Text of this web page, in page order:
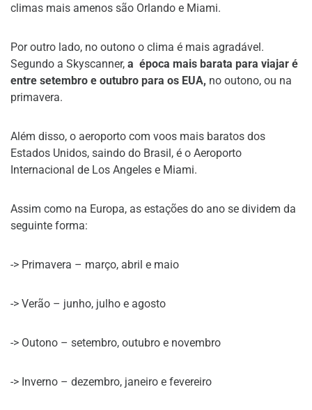
climas mais amenos são Orlando e Miami.
Por outro lado, no outono o clima é mais agradável.
Segundo a Skyscanner, a época mais barata para viajar é
entre setembro e outubro para os EUA, no outono, ou na
primavera.
Além disso, o aeroporto com voos mais baratos dos
Estados Unidos, saindo do Brasil, é o Aeroporto
Internacional de Los Angeles e Miami.
Assim como na Europa, as estações do ano se dividem da
seguinte forma:
-> Primavera – março, abril e maio
-> Verão – junho, julho e agosto
-> Outono – setembro, outubro e novembro
-> Inverno – dezembro, janeiro e fevereiro